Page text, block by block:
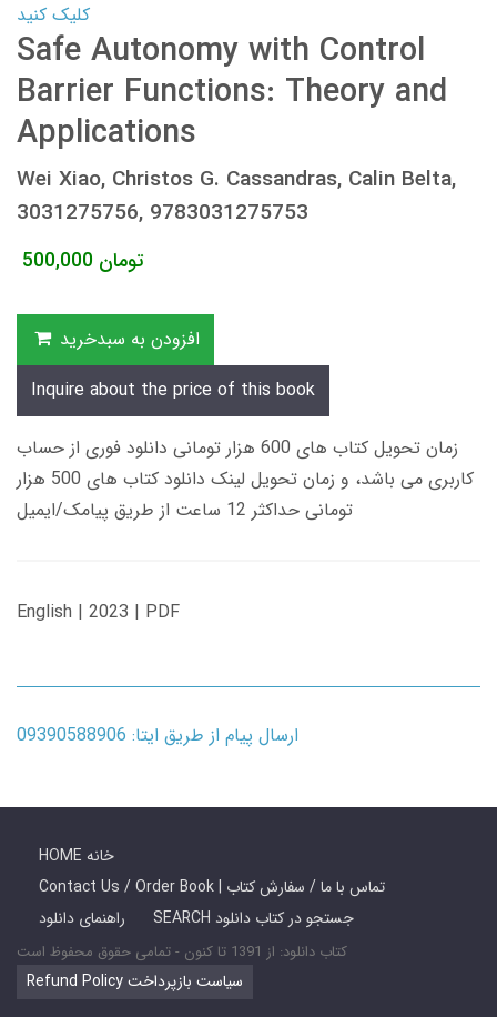
کلیک کنید
Safe Autonomy with Control
Barrier Functions: Theory and
Applications
Wei Xiao, Christos G. Cassandras, Calin Belta,
3031275756, 9783031275753
500,000 تومان
افزودن به سبدخرید
Inquire about the price of this book
زمان تحویل کتاب های 600 هزار تومانی دانلود فوری از حساب
کاربری می باشد، و زمان تحویل لینک دانلود کتاب های 500 هزار
تومانی حداکثر 12 ساعت از طریق پیامک/ایمیل
English | 2023 | PDF
ارسال پیام از طریق ایتا: 09390588906
HOME خانه
Contact Us / Order Book | تماس با ما / سفارش کتاب
راهنمای دانلود
SEARCH جستجو در کتاب دانلود
کتاب دانلود: از 1391 تا کنون - تمامی حقوق محفوظ است
Refund Policy سیاست بازپرداخت